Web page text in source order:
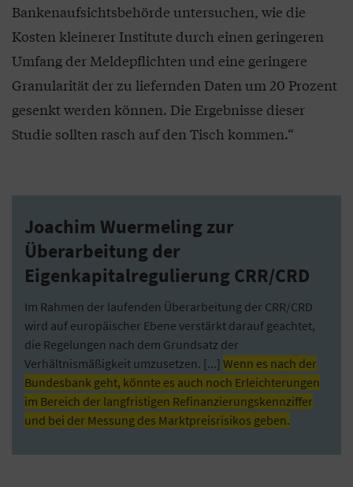
Bankenaufsichtsbehörde untersuchen, wie die
Kosten kleinerer Institute durch einen geringeren
Umfang der Meldepflichten und eine geringere
Granularität der zu liefernden Daten um 20 Prozent
gesenkt werden können. Die Ergebnisse dieser
Studie sollten rasch auf den Tisch kommen.“
Joachim Wuermeling zur
Überarbeitung der
Eigenkapitalregulierung CRR/CRD
Im Rahmen der laufenden Überarbeitung der CRR/CRD
wird auf europäischer Ebene verstärkt darauf geachtet,
die Regelungen nach dem Grundsatz der
Verhältnismäßigkeit umzusetzen. [...] Wenn es nach der
Bundesbank geht, könnte es auch noch Erleichterungen
im Bereich der langfristigen Refinanzierungskennziffer
und bei der Messung des Marktpreisrisikos geben.